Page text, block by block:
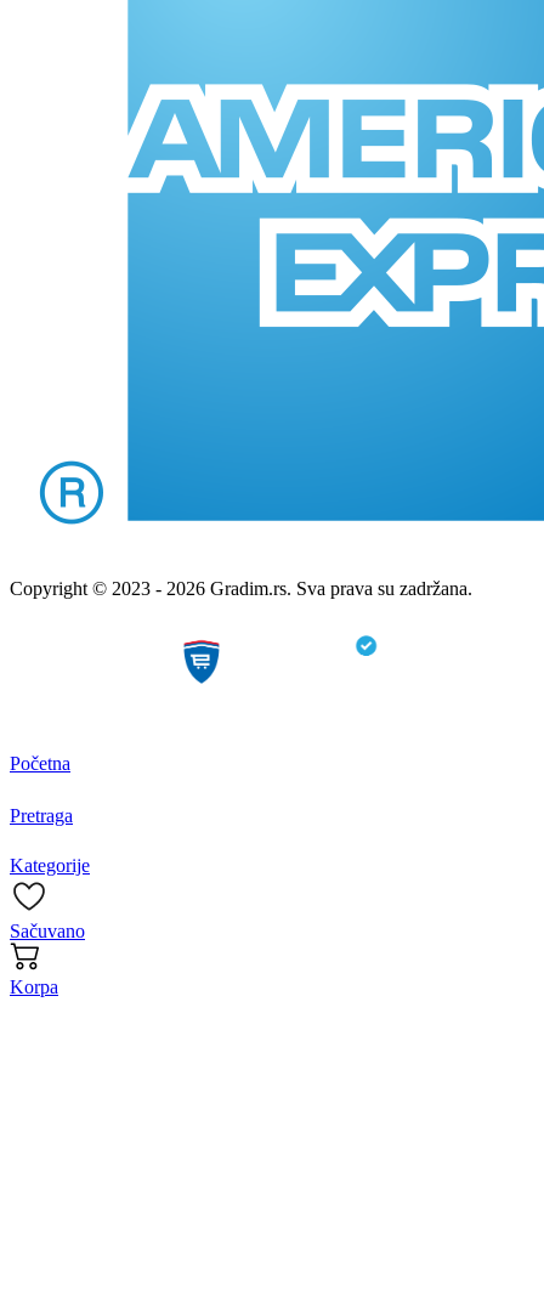
Copyright © 2023 - 2026 Gradim.rs. Sva prava su zadržana.
Početna
Pretraga
Kategorije
Sačuvano
Korpa